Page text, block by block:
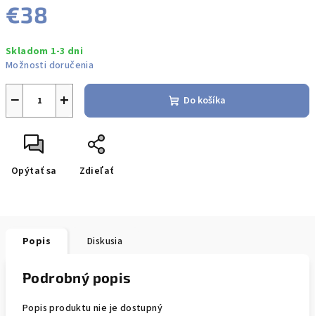
€38
cena:
Skladom 1-3 dni
Možnosti doručenia
+
− Do košíka
Opýtať sa Zdieľať
Popis Diskusia
Podrobný popis
Popis produktu nie je dostupný